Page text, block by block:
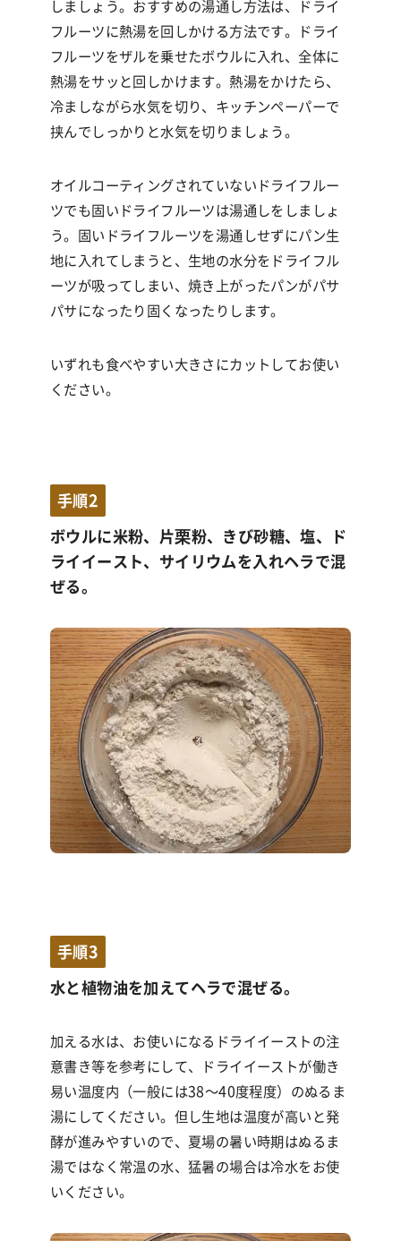
しましょう。おすすめの湯通し方法は、ドライ
フルーツに熱湯を回しかける方法です。ドライ
フルーツをザルを乗せたボウルに入れ、全体に
熱湯をサッと回しかけます。熱湯をかけたら、
冷ましながら水気を切り、キッチンペーパーで
挟んでしっかりと水気を切りましょう。
オイルコーティングされていないドライフルー
ツでも固いドライフルーツは湯通しをしましょ
う。固いドライフルーツを湯通しせずにパン生
地に入れてしまうと、生地の水分をドライフル
ーツが吸ってしまい、焼き上がったパンがパサ
パサになったり固くなったりします。
いずれも食べやすい大きさにカットしてお使い
ください。
手順2
ボウルに米粉、片栗粉、きび砂糖、塩、ド
ライイースト、サイリウムを入れヘラで混
ぜる。
手順3
水と植物油を加えてヘラで混ぜる。
加える水は、お使いになるドライイーストの注
意書き等を参考にして、ドライイーストが働き
易い温度内（一般には38〜40度程度）のぬるま
湯にしてください。但し生地は温度が高いと発
酵が進みやすいので、夏場の暑い時期はぬるま
湯ではなく常温の水、猛暑の場合は冷水をお使
いください。